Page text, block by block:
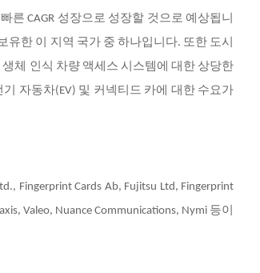
CAGR 성장으로 성장할 것으로 예상됩니
한 이 지역 국가 중 하나입니다. 또한 도시
체 인식 차량 액세스 시스템에 대한 상당한
자동차(EV) 및 커넥티드 카에 대한 수요가
Fingerprint Cards Ab, Fujitsu Ltd, Fingerprint
Valeo, Nuance Communications, Nymi 등이